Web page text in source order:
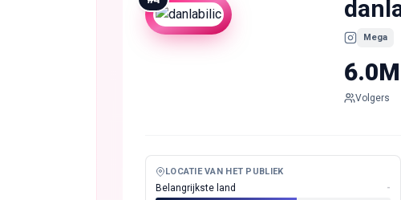
Mega
6.0M
Volgers
LOCATIE VAN HET PUBLIEK
Belangrijkste land -